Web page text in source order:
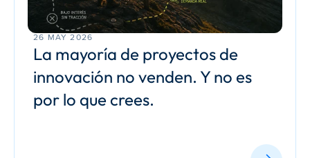
26 MAY 2026
La mayoría de proyectos de
innovación no venden. Y no es
por lo que crees.